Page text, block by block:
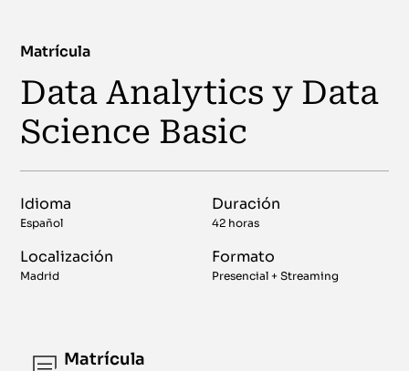
Matrícula
Data Analytics y Data
Science Basic
Idioma
Español
Duración
42 horas
Localización
Madrid
Formato
Presencial + Streaming
Matrícula